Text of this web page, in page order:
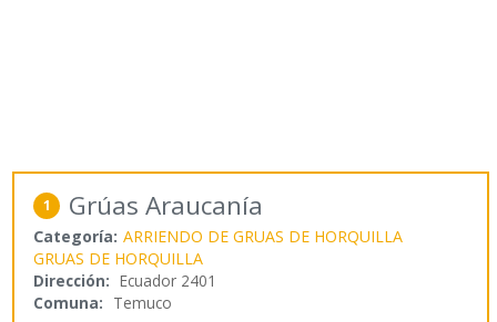
1 Grúas Araucanía
Categoría: ARRIENDO DE GRUAS DE HORQUILLA
GRUAS DE HORQUILLA
Dirección: Ecuador 2401
Comuna: Temuco